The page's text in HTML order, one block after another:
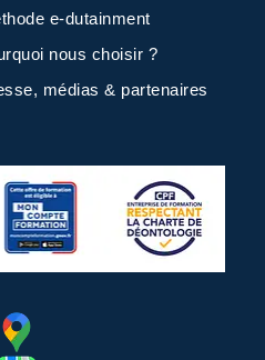
e-dutainment
nous choisir ?
médias & partenaires